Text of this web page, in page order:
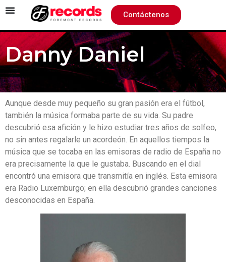
Contáctenos
Danny Daniel
Aunque desde muy pequeño su gran pasión era el fútbol,
también la música formaba parte de su vida. Su padre
descubrió esa afición y le hizo estudiar tres años de solfeo,
no sin antes regalarle un acordeón. En aquellos tiempos la
música que se tocaba en las emisoras de radio de España no
era precisamente la que le gustaba. Buscando en el dial
encontró una emisora que transmitía en inglés. Esta emisora
era Radio Luxemburgo; en ella descubrió grandes canciones
desconocidas en España.